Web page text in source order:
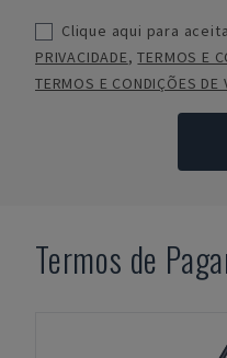
Clique aqui para
PRIVACIDADE,TERMOS E
TERMOS E CONDIÇÕES DE
Termos de